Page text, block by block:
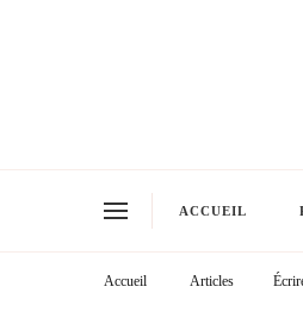
ACCUEIL
Accueil Articles